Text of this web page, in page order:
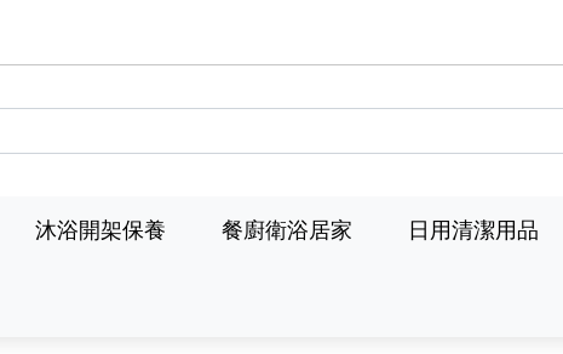
沐浴開架保養 餐廚衛浴居家 日用清潔用品